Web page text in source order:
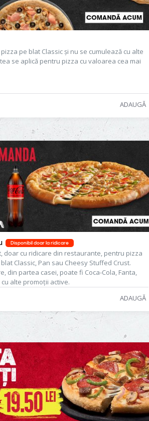
pe blat Classic și nu se cumulează cu alte
se aplică pentru pizza cu valoarea cea mai
ADAUGĂ
Disponibil doar la ridicare
doar cu ridicare din restaurante, pentru pizza
Classic, Pan sau Cheesy Stuffed Crust.
din partea casei, poate fi Coca-Cola, Fanta,
alte promoţii active.
ADAUGĂ